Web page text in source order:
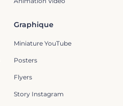
Graphique
Miniature YouTube
Posters
Flyers
Story Instagram